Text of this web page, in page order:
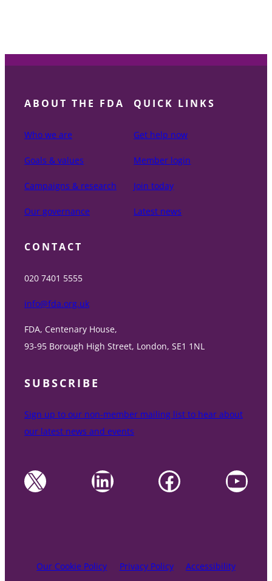
ABOUT THE FDA
Who we are
Goals & values
Campaigns & research
Our governance
QUICK LINKS
Get help now
Member login
Join today
Latest news
CONTACT
020 7401 5555
info@fda.org.uk
FDA, Centenary House,
93-95 Borough High Street, London, SE1 1NL
SUBSCRIBE
Sign up to our non-member mailing list to hear about
our latest news and events
X LinkedIn Facebook YouTube
Our Cookie Policy Privacy Policy Accessibility